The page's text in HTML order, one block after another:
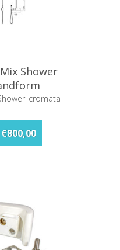
Shower
cromata
€800,00